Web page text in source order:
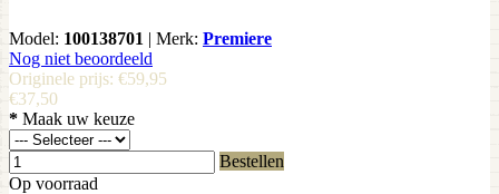
Model: 100138701 | Merk: Premiere
Nog niet beoordeeld
Originele prijs: €59,95
€37,50
* Maak uw keuze
Bestellen
Op voorraad